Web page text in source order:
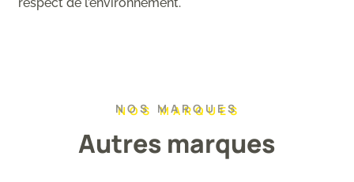
NOS MARQUES
Autres marques